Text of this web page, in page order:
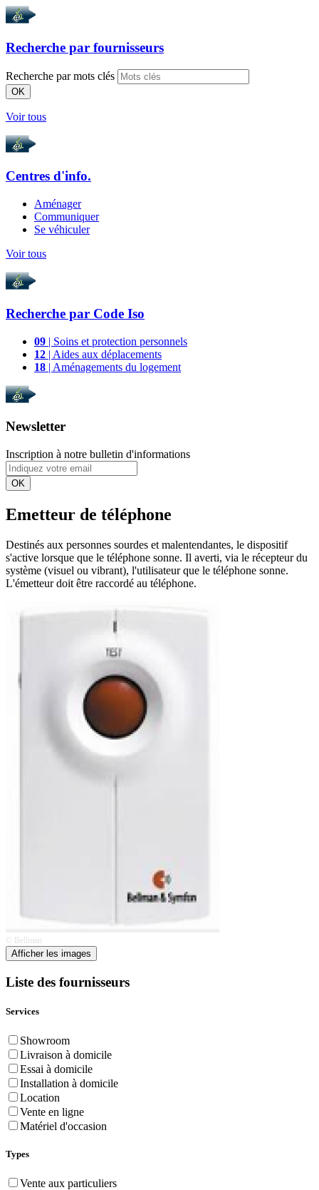
Recherche par fournisseurs
Recherche par mots clés
OK
Voir tous
Centres d'info.
Aménager
Communiquer
Se véhiculer
Voir tous
Recherche par Code Iso
09 | Soins et protection personnels
12 | Aides aux déplacements
18 | Aménagements du logement
Newsletter
Inscription à notre bulletin d'informations
OK
Emetteur de téléphone
Destinés aux personnes sourdes et malentendantes, le dispositif
s'active lorsque que le téléphone sonne. Il averti, via le récepteur du
système (visuel ou vibrant), l'utilisateur que le téléphone sonne.
L'émetteur doit être raccordé au téléphone.
© Bellman
Afficher les images
Liste des fournisseurs
Services
Showroom
Livraison à domicile
Essai à domicile
Installation à domicile
Location
Vente en ligne
Matériel d'occasion
Types
Vente aux particuliers